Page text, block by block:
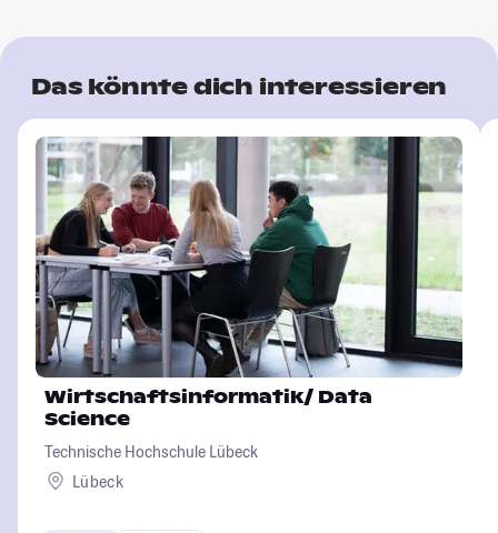
Das könnte dich interessieren
Wirtschaftsinformatik/ Data
Science
Technische Hochschule Lübeck
Lübeck